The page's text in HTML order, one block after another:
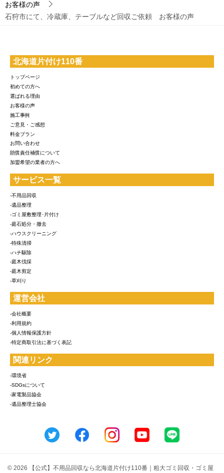
お客様の声
石狩市にて、冷蔵庫、テーブルなど回収ご依頼 お客様の声
北海道片付け110番
トップページ
初めての方へ
選ばれる理由
お客様の声
施工事例
ご意見・ご感想
料金プラン
お問い合わせ
賠償責任補償について
加盟希望の業者の方へ
サービス一覧
-不用品回収
-遺品整理
-ゴミ屋敷整理･片付け
-庭石処分・撤去
-ハウスクリーニング
-特殊清掃
-ハチ駆除
-庭木伐採
-庭木剪定
-草刈り
運営会社
-会社概要
-利用規約
-個人情報保護方針
-特定商取引法に基づく表記
関連リンク
-環境省
-SDGsについて
-家電製品協会
-遺品整理士協会
© 2026 【公式】不用品回収なら北海道片付け110番｜粗大ゴミ回収・ゴミ屋